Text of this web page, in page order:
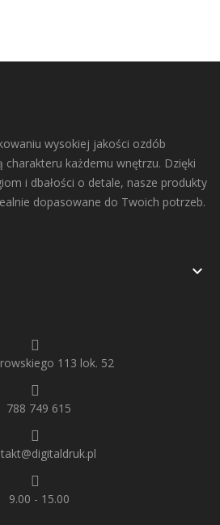
wysokiej jakości ozdób
charakteru każdemu wnętrzu. Dzięki
i dbałości o detale, nasze produkty
dopasowane do Twoich potrzeb.

113 lok. 52
788 749 615
9.00 - 15.00